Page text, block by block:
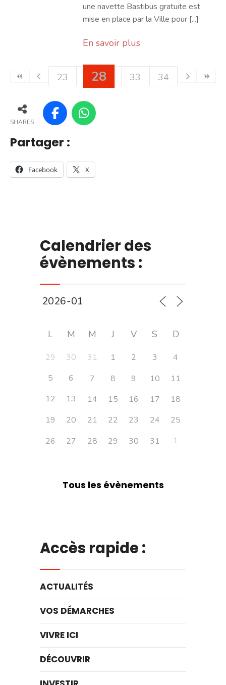
une navette Bastibus gratuite est
mise en place par la Ville pour [...]
En savoir plus
23 24 25 26
28 29 31 32
33 34
SHARES
Partager :
Facebook X
Calendrier des
évènements :
L M M J V S D
29 30 31 1 2 3
4
5
6 7 8 9 10
11
12
13 14 15 16 17
18
19
20 21 22 23 24
25
26
27 28 29 30 31 1
Tous les évènements
Accès rapide :
ACTUALITÉS
VOS DÉMARCHES
VIVRE ICI
DÉCOUVRIR